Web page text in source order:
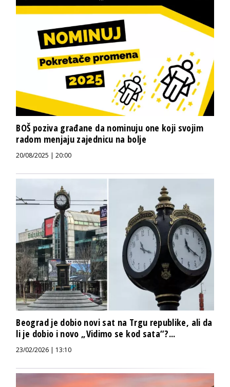
BOŠ poziva građane da nominuju one koji svojim
radom menjaju zajednicu na bolje
20/08/2025 | 20:00
Beograd je dobio novi sat na Trgu republike, ali da
li je dobio i novo „Vidimo se kod sata“?...
23/02/2026 | 13:10